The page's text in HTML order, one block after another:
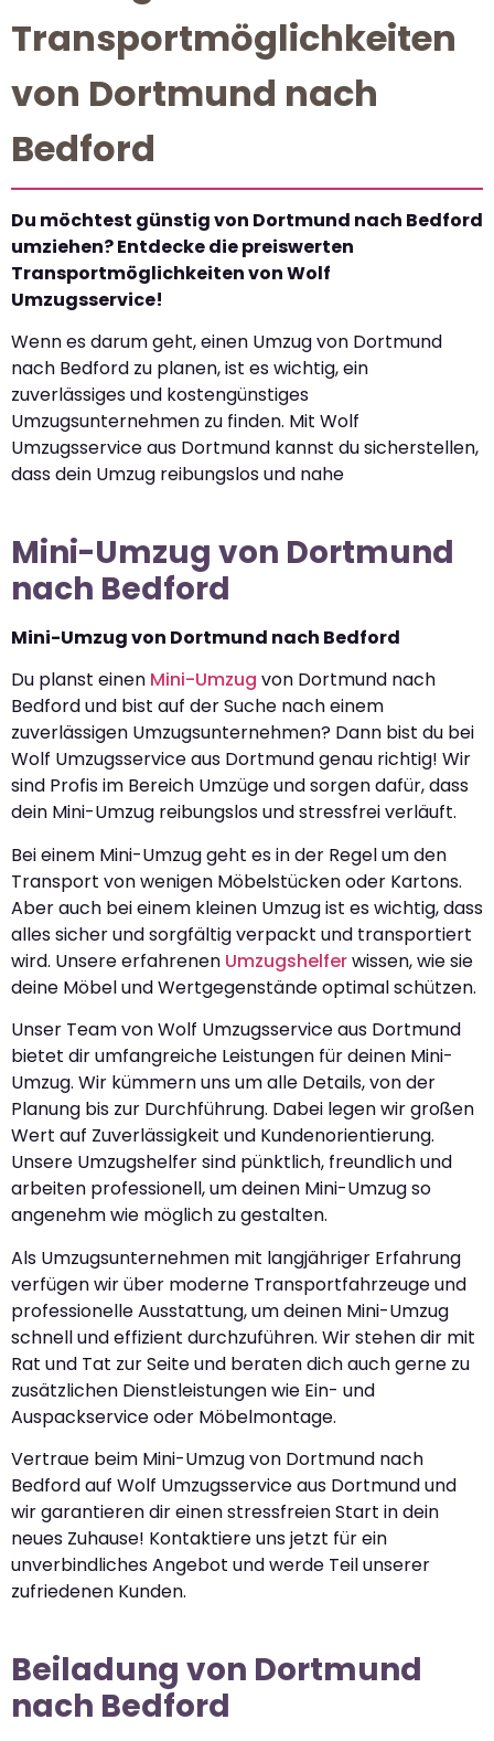
Transportmöglichkeiten
von Dortmund nach
Bedford
Du möchtest günstig von Dortmund nach Bedford
umziehen? Entdecke die preiswerten
Transportmöglichkeiten von Wolf
Umzugsservice!
Wenn es darum geht, einen Umzug von Dortmund
nach Bedford zu planen, ist es wichtig, ein
zuverlässiges und kostengünstiges
Umzugsunternehmen zu finden. Mit Wolf
Umzugsservice aus Dortmund kannst du sicherstellen,
dass dein Umzug reibungslos und nahe
Mini-Umzug von Dortmund
nach Bedford
Mini-Umzug von Dortmund nach Bedford
Du planst einen Mini-Umzug von Dortmund nach
Bedford und bist auf der Suche nach einem
zuverlässigen Umzugsunternehmen? Dann bist du bei
Wolf Umzugsservice aus Dortmund genau richtig! Wir
sind Profis im Bereich Umzüge und sorgen dafür, dass
dein Mini-Umzug reibungslos und stressfrei verläuft.
Bei einem Mini-Umzug geht es in der Regel um den
Transport von wenigen Möbelstücken oder Kartons.
Aber auch bei einem kleinen Umzug ist es wichtig, dass
alles sicher und sorgfältig verpackt und transportiert
wird. Unsere erfahrenen Umzugshelferwissen, wie sie
deine Möbel und Wertgegenstände optimal schützen.
Unser Team von Wolf Umzugsservice aus Dortmund
bietet dir umfangreiche Leistungen für deinen Mini-
Umzug. Wir kümmern uns um alle Details, von der
Planung bis zur Durchführung. Dabei legen wir großen
Wert auf Zuverlässigkeit und Kundenorientierung.
Unsere Umzugshelfer sind pünktlich, freundlich und
arbeiten professionell, um deinen Mini-Umzug so
angenehm wie möglich zu gestalten.
Als Umzugsunternehmen mit langjähriger Erfahrung
verfügen wir über moderne Transportfahrzeuge und
professionelle Ausstattung, um deinen Mini-Umzug
schnell und effizient durchzuführen. Wir stehen dir mit
Rat und Tat zur Seite und beraten dich auch gerne zu
zusätzlichen Dienstleistungen wie Ein- und
Auspackservice oder Möbelmontage.
Vertraue beim Mini-Umzug von Dortmund nach
Bedford auf Wolf Umzugsservice aus Dortmund und
wir garantieren dir einen stressfreien Start in dein
neues Zuhause! Kontaktiere uns jetzt für ein
unverbindliches Angebot und werde Teil unserer
zufriedenen Kunden.
Beiladung von Dortmund
nach Bedford